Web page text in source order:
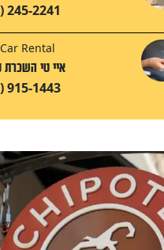
245-2241
Rental
איי טי השכרת
915-1443